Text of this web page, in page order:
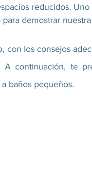
reducidos.
demostrar
con los consejos
continuación, te
baños pequeños.